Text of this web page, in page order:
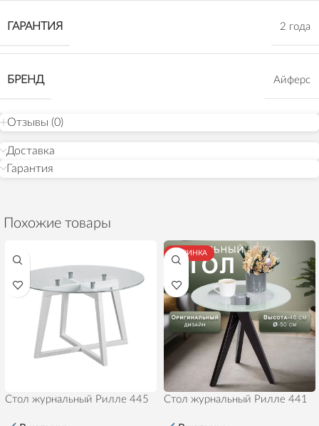
ГАРАНТИЯ 2 года
БРЕНД Айферс
Отзывы (0)
Доставка
Гарантия
Похожие товары
Стол журнальный Рилле 445
НОВИНКА
Стол журнальный Рилле 441